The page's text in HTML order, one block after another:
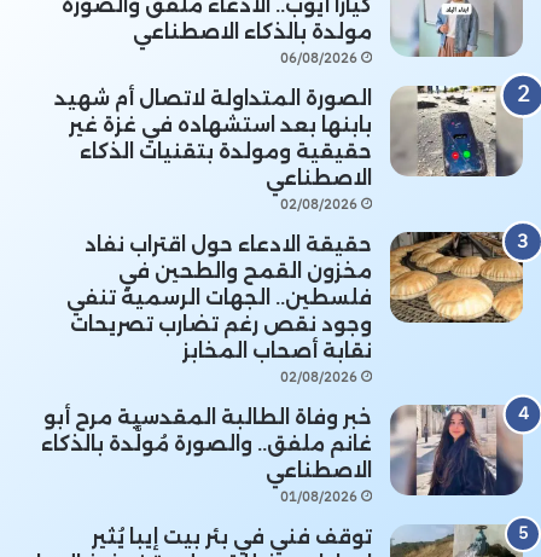
كيارا أيوب.. الادعاء ملفق والصورة
مولدة بالذكاء الاصطناعي
06/08/2026
الصورة المتداولة لاتصال أم شهيد
بابنها بعد استشهاده في غزة غير
حقيقية ومولدة بتقنيات الذكاء
الاصطناعي
02/08/2026
حقيقة الادعاء حول اقتراب نفاد
مخزون القمح والطحين في
فلسطين.. الجهات الرسمية تنفي
وجود نقص رغم تضارب تصريحات
نقابة أصحاب المخابز
02/08/2026
خبر وفاة الطالبة المقدسية مرح أبو
غانم ملفق.. والصورة مُولَّدة بالذكاء
الاصطناعي
01/08/2026
توقف فني في بئر بيت إيبا يُثير